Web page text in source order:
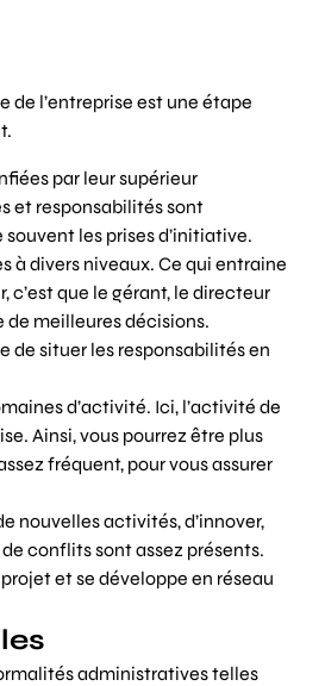
de l’entreprise est une étape
par leur supérieur
et responsabilités sont
les prises d’initiative.
à divers niveaux. Ce qui entraine
c’est que le gérant, le directeur
de meilleures décisions.
de situer les responsabilités en
d’activité. Ici, l’activité de
Ainsi, vous pourrez être plus
fréquent, pour vous assurer
nouvelles activités, d’innover,
conflits sont assez présents.
et se développe en réseau
administratives telles